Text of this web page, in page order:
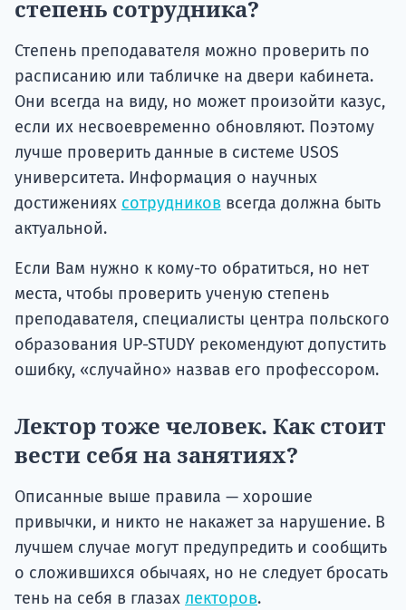
степень сотрудника?
Степень преподавателя можно проверить по
расписанию или табличке на двери кабинета.
Они всегда на виду, но может произойти казус,
если их несвоевременно обновляют. Поэтому
лучше проверить данные в системе USOS
университета. Информация о научных
достижениях сотрудников всегда должна быть
актуальной.
Если Вам нужно к кому-то обратиться, но нет
места, чтобы проверить ученую степень
преподавателя, специалисты центра польского
образования UP-STUDY рекомендуют допустить
ошибку, «случайно» назвав его профессором.
Лектор тоже человек. Как стоит
вести себя на занятиях?
Описанные выше правила — хорошие
привычки, и никто не накажет за нарушение. В
лучшем случае могут предупредить и сообщить
о сложившихся обычаях, но не следует бросать
тень на себя в глазах лекторов.